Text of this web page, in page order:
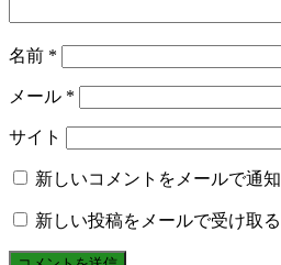
名前 *
メール *
サイト
新しいコメントをメールで通知
新しい投稿をメールで受け取る